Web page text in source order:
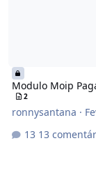
Modulo Moip
2
ronnysantana ·
13